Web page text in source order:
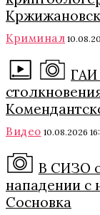
Криминал
ГАИ
Видео 10.08.2026
В СИЗО
нападении с
Сосновка